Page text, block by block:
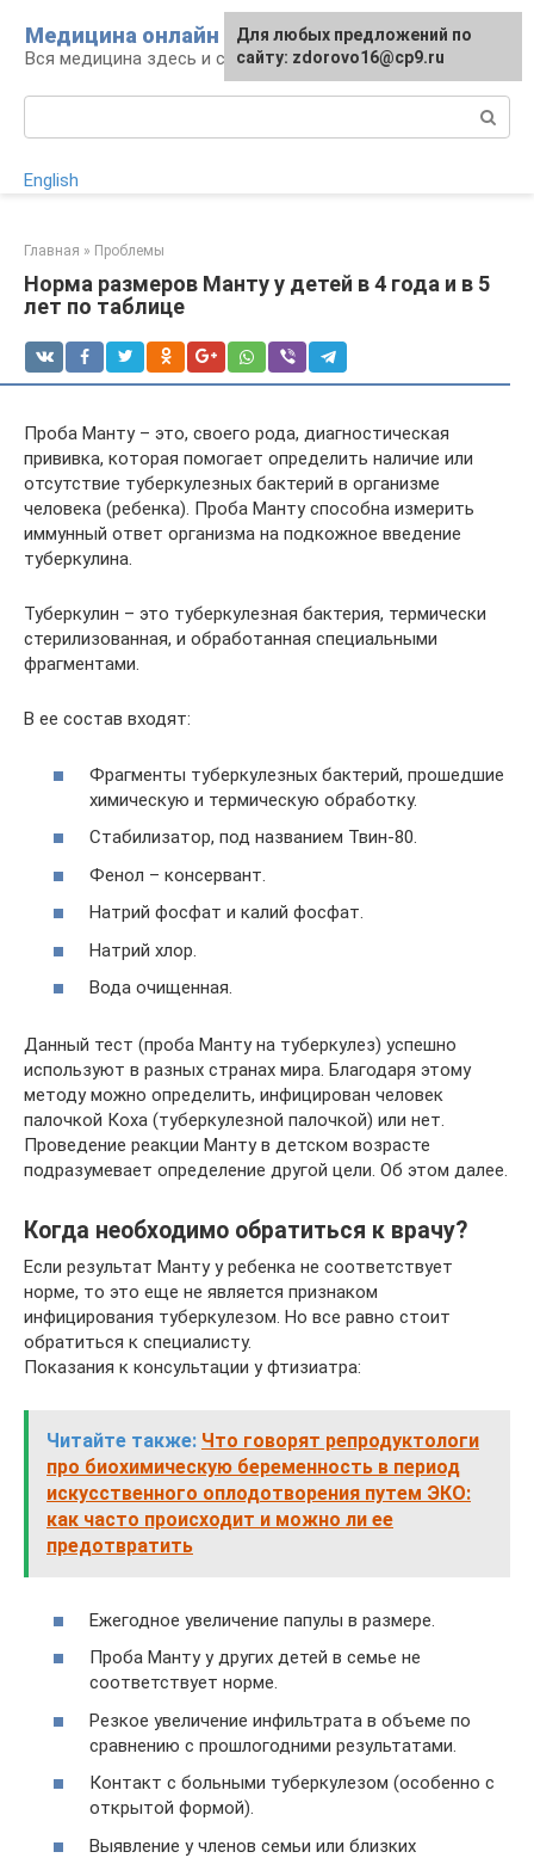
контенту
Медицина онлайн
Вся медицина здесь и сейчас
English
Главная » Проблемы
Норма размеров Манту у детей в 4 года и в 5
лет по таблице
Проба Манту – это, своего рода, диагностическая
прививка, которая помогает определить наличие или
отсутствие туберкулезных бактерий в организме
человека (ребенка). Проба Манту способна измерить
иммунный ответ организма на подкожное введение
туберкулина.
Туберкулин – это туберкулезная бактерия, термически
стерилизованная, и обработанная специальными
фрагментами.
В ее состав входят:
Фрагменты туберкулезных бактерий, прошедшие
химическую и термическую обработку.
Стабилизатор, под названием Твин-80.
Фенол – консервант.
Натрий фосфат и калий фосфат.
Натрий хлор.
Вода очищенная.
Данный тест (проба Манту на туберкулез) успешно
используют в разных странах мира. Благодаря этому
методу можно определить, инфицирован человек
палочкой Коха (туберкулезной палочкой) или нет.
Проведение реакции Манту в детском возрасте
подразумевает определение другой цели. Об этом далее.
Когда необходимо обратиться к врачу?
Если результат Манту у ребенка не соответствует
норме, то это еще не является признаком
инфицирования туберкулезом. Но все равно стоит
обратиться к специалисту.
Показания к консультации у фтизиатра:
Читайте также: Что говорят репродуктологи
про биохимическую беременность в период
искусственного оплодотворения путем ЭКО:
как часто происходит и можно ли ее
предотвратить
Ежегодное увеличение папулы в размере.
Проба Манту у других детей в семье не
соответствует норме.
Резкое увеличение инфильтрата в объеме по
сравнению с прошлогодними результатами.
Контакт с больными туберкулезом (особенно с
открытой формой).
Выявление у членов семьи или близких
Для любых предложений по
сайту: zdorovo16@cp9.ru